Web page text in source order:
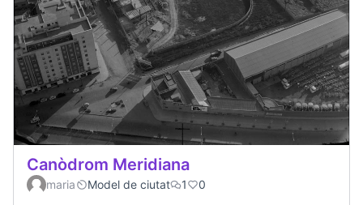
Canòdrom Meridiana
maria Model de ciutat 1 0